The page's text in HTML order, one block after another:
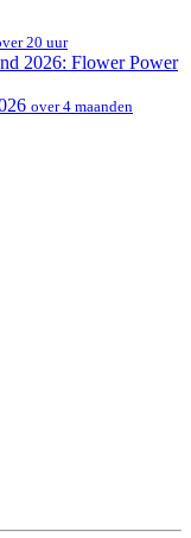
20 uur
2026: Flower Power
over 4 maanden